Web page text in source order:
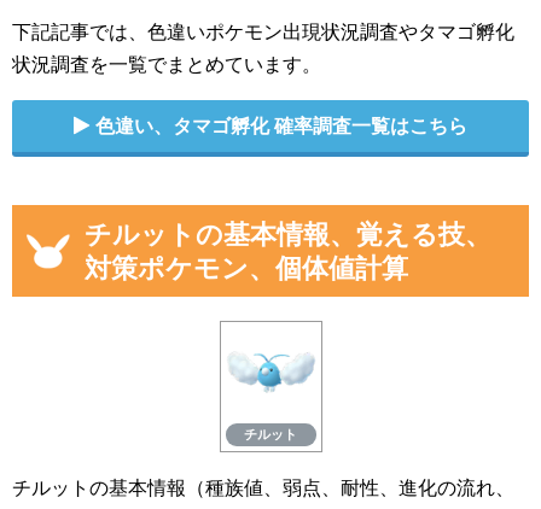
下記記事では、色違いポケモン出現状況調査やタマゴ孵化
状況調査を一覧でまとめています。
色違い、タマゴ孵化 確率調査一覧はこちら
チルットの基本情報、覚える技、
対策ポケモン、個体値計算
チルット
チルットの基本情報（種族値、弱点、耐性、進化の流れ、